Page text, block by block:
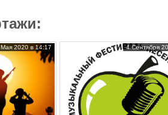
2020 в 14:17 4 Сентября